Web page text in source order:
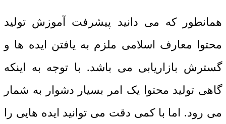
همانطور که می دانید پیشرفت آموزش تولید
محتوا معارف اسلامی ملزم به یافتن ایده ها و
گسترش بازاریابی می باشد. با توجه به اینکه
گاهی تولید محتوا یک امر بسیار دشوار به شمار
می رود. اما با کمی دقت می توانید ایده هایی را